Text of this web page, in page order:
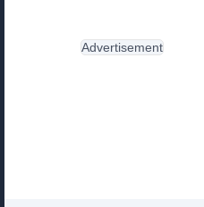
Advertisement